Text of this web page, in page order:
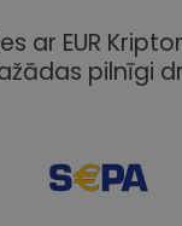
ar EUR
pilnīgi